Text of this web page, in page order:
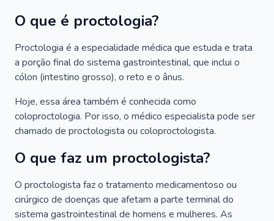
O que é proctologia?
Proctologia é a especialidade médica que estuda e trata
a porção final do sistema gastrointestinal, que inclui o
cólon (intestino grosso), o reto e o ânus.
Hoje, essa área também é conhecida como
coloproctologia. Por isso, o médico especialista pode ser
chamado de proctologista ou coloproctologista.
O que faz um proctologista?
O proctologista faz o tratamento medicamentoso ou
cirúrgico de doenças que afetam a parte terminal do
sistema gastrointestinal de homens e mulheres. As